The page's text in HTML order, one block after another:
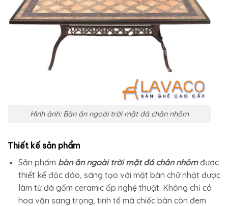
Hình ảnh: Bàn ăn ngoài trời mặt đá chân nhôm
Thiết kế sản phẩm
Sản phẩm bàn ăn ngoài trời mặt đá chân nhômđược
thiết kế độc đáo, sáng tạo với mặt bàn chữ nhật được
làm từ đá gốm ceramic ốp nghệ thuật. Không chỉ có
hoa văn sang trọng, tinh tế mà chiếc bàn còn đem